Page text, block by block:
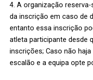
4. A organização
da inscrição em caso de
entanto essa inscrição
atleta participante desde
inscrições; Caso não
escalão e a equipa opte